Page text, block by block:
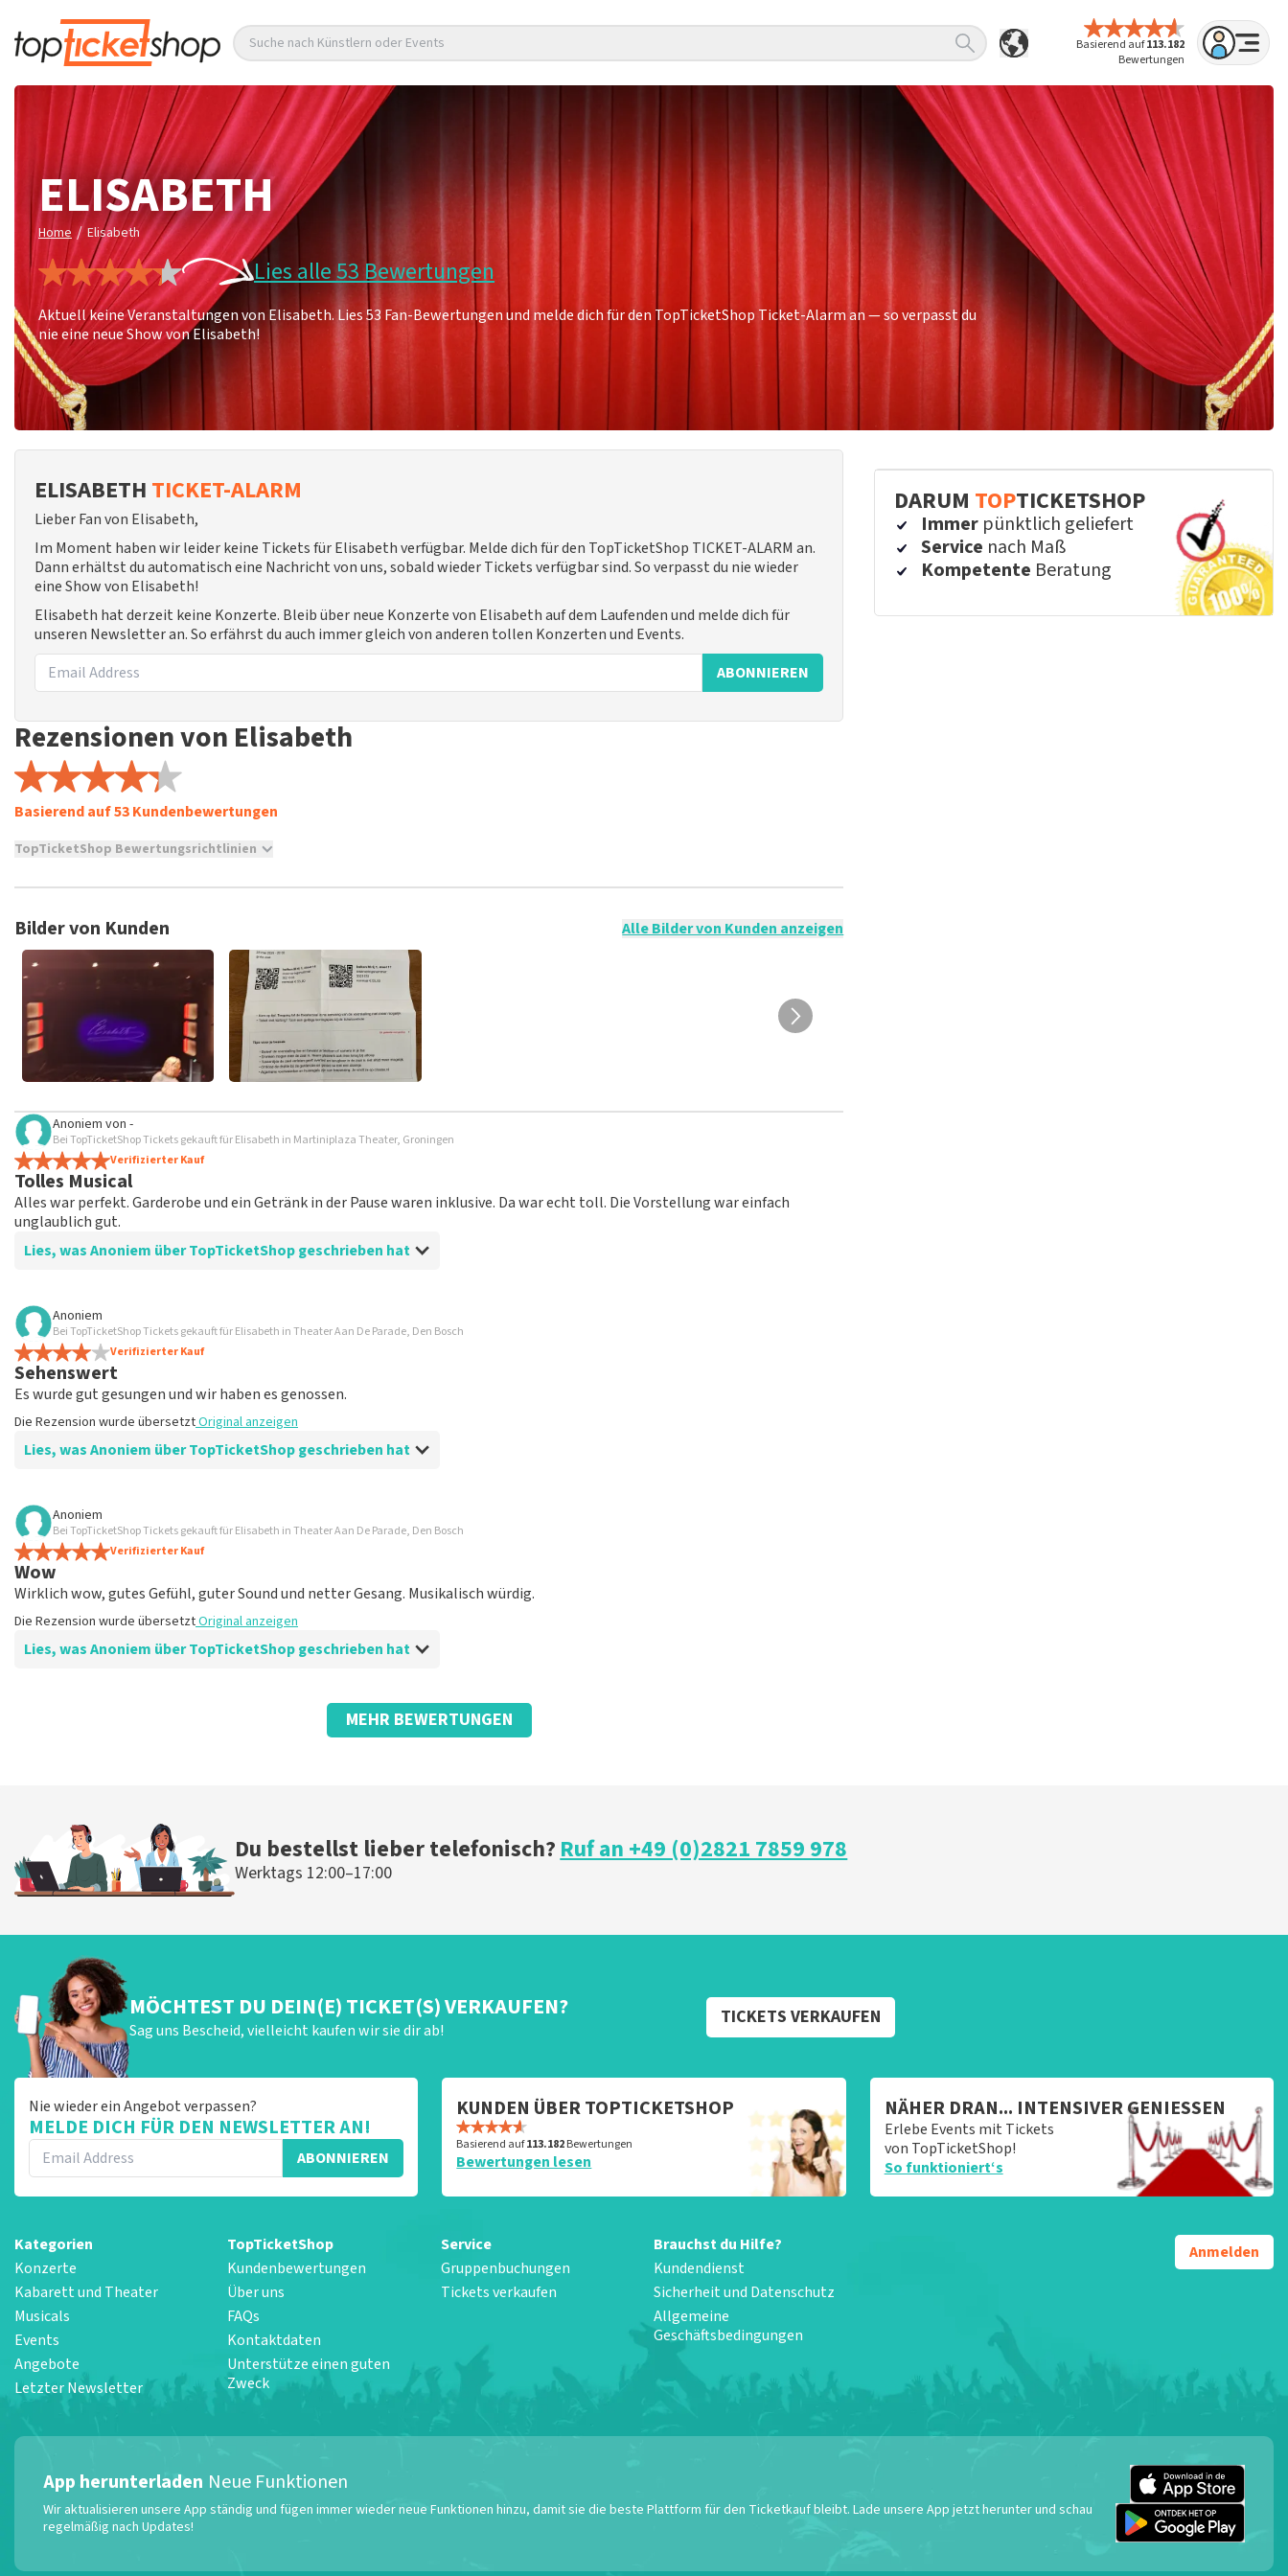
Basierend auf113.182
Bewertungen
Suche nach Künstlern oder Events
ELISABETH
Home / Elisabeth
Lies alle 53 Bewertungen
Aktuell keine Veranstaltungen von Elisabeth. Lies 53 Fan-Bewertungen und melde dich für den TopTicketShop Ticket-Alarm an — so verpasst du
nie eine neue Show von Elisabeth!
ELISABETH TICKET-ALARM
Lieber Fan von Elisabeth,
Im Moment haben wir leider keine Tickets für Elisabeth verfügbar. Melde dich für den TopTicketShop TICKET-ALARM an.
Dann erhältst du automatisch eine Nachricht von uns, sobald wieder Tickets verfügbar sind. So verpasst du nie wieder
eine Show von Elisabeth!
Elisabeth hat derzeit keine Konzerte. Bleib über neue Konzerte von Elisabeth auf dem Laufenden und melde dich für
unseren Newsletter an. So erfährst du auch immer gleich von anderen tollen Konzerten und Events.
ABONNIEREN
Rezensionen von Elisabeth
Basierend auf 53 Kundenbewertungen
TopTicketShop Bewertungsrichtlinien
TopTicketShop sammelt Bewertungen von echten Kunden. Es ist nicht möglich, eine Bewertung abzugeben, wenn du keine
veröffentlicht. Es kann einige Wochen dauern, bis eine Bewertung veröffentlicht wird.
Bilder von Kunden Alle Bilder von Kunden anzeigen
Anoniem von -
Bei TopTicketShop Tickets gekauft für Elisabeth in Martiniplaza Theater, Groningen
Verifizierter Kauf
Tolles Musical
Alles war perfekt. Garderobe und ein Getränk in der Pause waren inklusive. Da war echt toll. Die Vorstellung war einfach
unglaublich gut.
Lies, was Anoniem über TopTicketShop geschrieben hat
Bewertung von Anoniem über
Gut
Anoniem
Bei TopTicketShop Tickets gekauft für Elisabeth in Theater Aan De Parade, Den Bosch
Verifizierter Kauf
Sehenswert
Es wurde gut gesungen und wir haben es genossen.
Die Rezension wurde übersetztOriginal anzeigen
Lies, was Anoniem über TopTicketShop geschrieben hat
Bewertung von Anoniem über
gut
Die Rezension wurde übersetzt
Anoniem
Bei TopTicketShop Tickets gekauft für Elisabeth in Theater Aan De Parade, Den Bosch
Verifizierter Kauf
Wow
Wirklich wow, gutes Gefühl, guter Sound und netter Gesang. Musikalisch würdig.
Die Rezension wurde übersetztOriginal anzeigen
Lies, was Anoniem über TopTicketShop geschrieben hat
MEHR BEWERTUNGEN
DARUM TOPTICKETSHOP
Immer pünktlich geliefert
Service nach Maß
Kompetente Beratung
Du bestellst lieber telefonisch?Ruf an +49 (0)2821 7859 978
Werktags 12:00–17:00
MÖCHTEST DU DEIN(E) TICKET(S) VERKAUFEN?
Sag uns Bescheid, vielleicht kaufen wir sie dir ab!
TICKETS VERKAUFEN
Nie wieder ein Angebot verpassen?
MELDE DICH FÜR DEN NEWSLETTER AN!
ABONNIEREN
KUNDEN ÜBER TOPTICKETSHOP
Basierend auf113.182Bewertungen
Bewertungen lesen
NÄHER DRAN... INTENSIVER GENIESSEN
Erlebe Events mit Tickets
von TopTicketShop!
So funktioniert‘s
Kategorien
Konzerte
Kabarett und Theater
Musicals
Events
Angebote
Letzter Newsletter
TopTicketShop
Kundenbewertungen
Über uns
FAQs
Kontaktdaten
Unterstütze einen guten
Zweck
Service
Gruppenbuchungen
Tickets verkaufen
Brauchst du Hilfe?
Kundendienst
Sicherheit und Datenschutz
Allgemeine
Geschäftsbedingungen
Anmelden
App herunterladen Neue Funktionen
Wir aktualisieren unsere App ständig und fügen immer wieder neue Funktionen hinzu, damit sie die beste Plattform für den Ticketkauf bleibt. Lade unsere App jetzt herunter und schau
regelmäßig nach Updates!